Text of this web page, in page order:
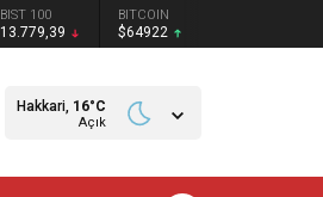
BIST 100
13.779,39
BITCOIN
$64922
Hakkari, 16°C
Açık